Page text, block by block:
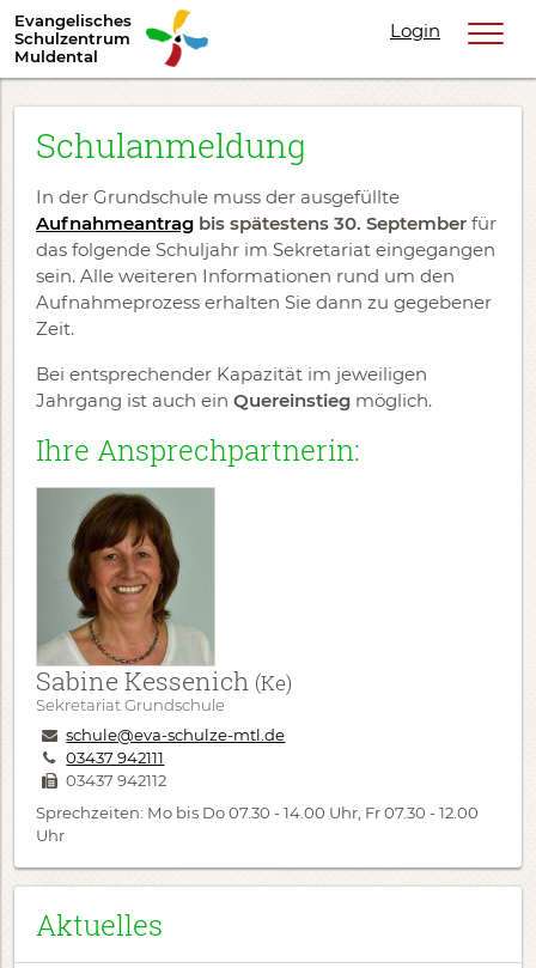
Evangelisches
Schulzentrum
Muldental
Login
Schulanmeldung
In der Grundschule muss der ausgefüllte
Aufnahmeantrag bis spätestens 30. September für
das folgende Schuljahr im Sekretariat eingegangen
sein. Alle weiteren Informationen rund um den
Aufnahmeprozess erhalten Sie dann zu gegebener
Zeit.
Bei entsprechender Kapazität im jeweiligen
Jahrgang ist auch ein Quereinstieg möglich.
Ihre Ansprechpartnerin:
Sabine Kessenich (Ke)
Sekretariat Grundschule
schule@eva-schulze-mtl.de
03437 942111
03437 942112
Sprechzeiten: Mo bis Do 07.30 - 14.00 Uhr, Fr 07.30 - 12.00
Uhr
Aktuelles